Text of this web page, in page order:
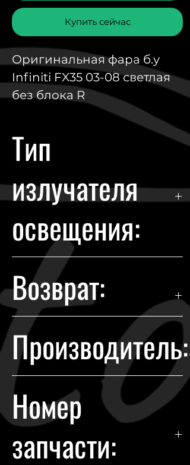
Купить сейчас
Оригинальная фара б.у
Infiniti FX35 03-08 светлая
без блока R
Тип
излучателя
освещения:
Xenon
Возврат:
Гарантия возврата происходит в
течении 14 дней с момента
покупки.
Производитель:
Infiniti
Номер
запчасти: